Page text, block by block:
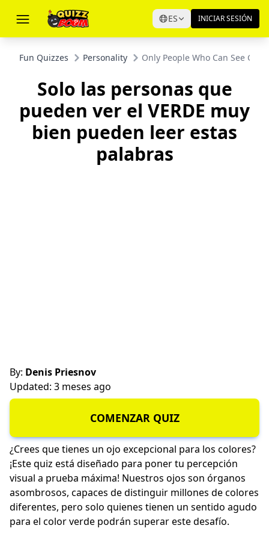
ES INICIAR SESIÓN
Fun Quizzes Personality Only People Who Can See
Solo las personas que
pueden ver el VERDE muy
bien pueden leer estas
palabras
By: Denis Priesnov
Updated: 3 meses ago
COMENZAR QUIZ
¿Crees que tienes un ojo excepcional para los colores?
¡Este quiz está diseñado para poner tu percepción
visual a prueba máxima! Nuestros ojos son órganos
asombrosos, capaces de distinguir millones de colores
diferentes, pero solo quienes tienen un sentido agudo
para el color verde podrán superar este desafío.